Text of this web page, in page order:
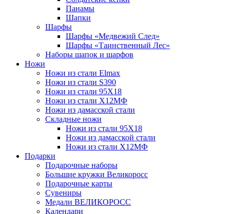
Панамы
Шапки
Шарфы
Шарфы «Медвежий След»
Шарфы «Таинственный Лес»
Наборы шапок и шарфов
Ножи
Ножи из стали Elmax
Ножи из стали S390
Ножи из стали 95X18
Ножи из стали Х12МФ
Ножи из дамасской стали
Складные ножи
Ножи из стали 95X18
Ножи из дамасской стали
Ножи из стали Х12МФ
Подарки
Подарочные наборы
Большие кружки Великоросс
Подарочные карты
Сувениры
Медали ВЕЛИКОРОСС
Календари